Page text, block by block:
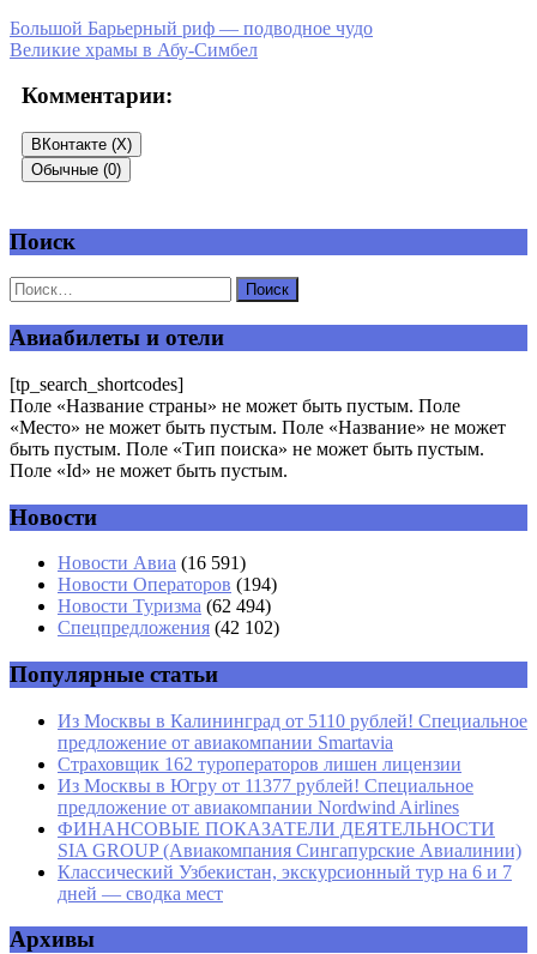
Большой Барьерный риф — подводное чудо
Великие храмы в Абу-Симбел
Комментарии:
ВКонтакте (X)
Обычные (0)
Добавить комментарий
Ваш адрес email не будет опубликован.
Имя *
Email*
Поиск
Авиабилеты и отели
[tp_search_shortcodes]
Поле «Название страны» не может быть пустым. Поле
«Место» не может быть пустым. Поле «Название» не может
быть пустым. Поле «Тип поиска» не может быть пустым.
Поле «Id» не может быть пустым.
Новости
Новости Авиа (16 591)
Новости Операторов (194)
Новости Туризма (62 494)
Спецпредложения (42 102)
Популярные статьи
Из Москвы в Калининград от 5110 рублей! Специальное
предложение от авиакомпании Smartavia
Страховщик 162 туроператоров лишен лицензии
Из Москвы в Югру от 11377 рублей! Специальное
предложение от авиакомпании Nordwind Airlines
ФИНАНСОВЫЕ ПОКАЗАТЕЛИ ДЕЯТЕЛЬНОСТИ
SIA GROUP (Авиакомпания Сингапурские Авиалинии)
Классический Узбекистан, экскурсионный тур на 6 и 7
дней — сводка мест
Архивы